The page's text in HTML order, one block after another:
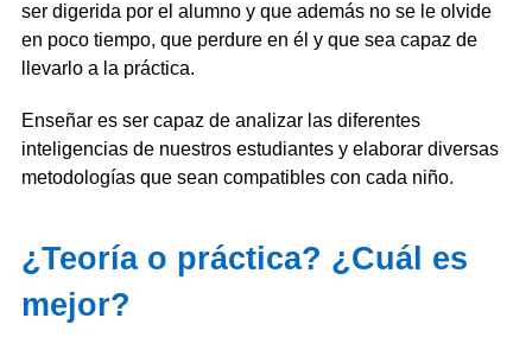
ser digerida por el alumno y que además no se le olvide
en poco tiempo, que perdure en él y que sea capaz de
llevarlo a la práctica.
Enseñar es ser capaz de analizar las diferentes
inteligencias de nuestros estudiantes y elaborar diversas
metodologías que sean compatibles con cada niño.
¿Teoría o práctica? ¿Cuál es
mejor?